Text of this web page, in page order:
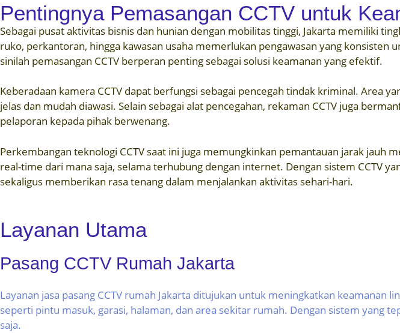
Pentingnya Pemasangan CCTV untuk
Sebagai pusat aktivitas bisnis dan hunian dengan mobilitas tinggi, Jakarta memiliki
ruko, perkantoran, hingga kawasan usaha memerlukan pengawasan yang
sinilah pemasangan CCTV berperan penting sebagai solusi keamanan yang efektif.
Keberadaan kamera CCTV dapat berfungsi sebagai pencegah tindak kriminal. Area
jelas dan mudah diawasi. Selain sebagai alat pencegahan, rekaman CCTV juga
pelaporan kepada pihak berwenang.
Perkembangan teknologi CCTV saat ini juga memungkinkan pemantauan jarak jauh
real-time dari mana saja, selama terhubung dengan internet. Dengan sistem CCTV
sekaligus memberikan rasa tenang dalam menjalankan aktivitas sehari-hari.
Layanan Utama
Pasang CCTV Rumah Jakarta
Layanan jasa pasang CCTV rumah Jakarta ditujukan untuk meningkatkan
seperti pintu masuk, garasi, halaman, dan area sekitar rumah. Dengan sistem yang
saja.